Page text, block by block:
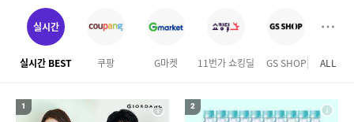
11 수향미쌀10kg특등급
13 성인용세발자전거중고
14 자동차 온풍기 차량용 히터 24V 12V 미니 난방기
오랄비 어린이 전동칫솔모 리필 댄스복 상의
ALL
실시간
실시간 BEST 쿠팡 G마켓 11번가 쇼킹딜 GS SHOP 롯데
1 2